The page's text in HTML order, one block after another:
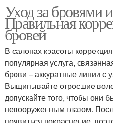
Уход за бровями
Правильная
бровей
В салонах красоты
популярная услуга,
брови – аккуратные линии с
Выщипывайте отросшие
допускайте того, чтобы они
невооруженным глазом.